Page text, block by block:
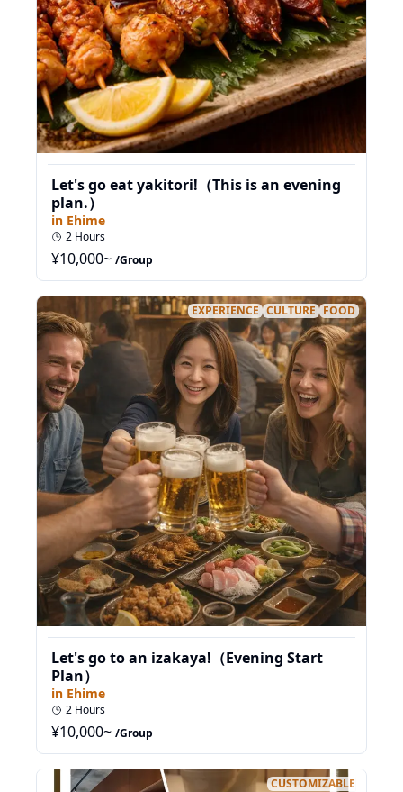
Let's go eat yakitori!（This is an evening
plan.）
in Ehime
2 Hours
¥10,000~ /Group
EXPERIENCE CULTURE FOOD
Let's go to an izakaya!（Evening Start
Plan）
in Ehime
2 Hours
¥10,000~ /Group
CUSTOMIZABLE